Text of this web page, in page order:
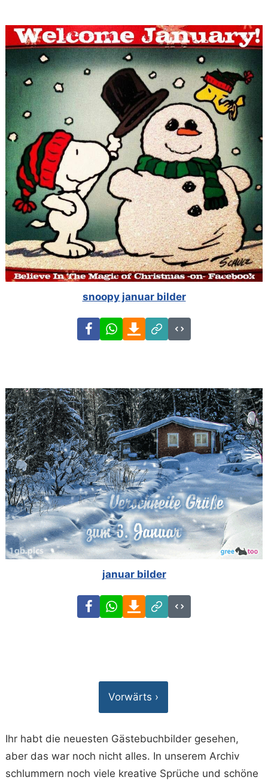
snoopy januar bilder
FacebookWhatsAppDownload
Link
Code
januar bilder
FacebookWhatsAppDownload
Link
Code
Vorwärts ›
Ihr habt die neuesten Gästebuchbilder gesehen,
aber das war noch nicht alles. In unserem Archiv
schlummern noch viele kreative Sprüche und schöne